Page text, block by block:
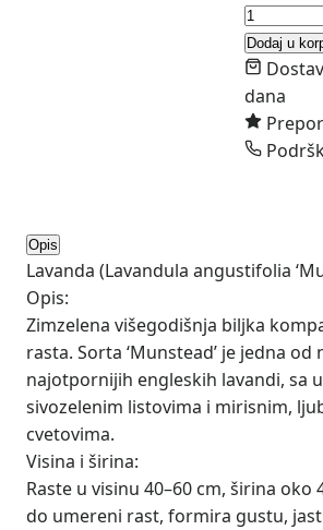
Dodaj u
dana
Opis
Lavanda (Lavandula angustifolia
Opis:
Zimzelena višegodišnja biljka
rasta. Sorta ‘Munstead’ je jedna
najotpornijih engleskih lavandi, sa
sivozelenim listovima i mirisnim,
cvetovima.
Visina i širina:
Raste u visinu 40–60 cm, širina oko
do umereni rast, formira gustu,